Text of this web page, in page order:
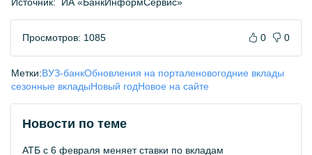
Просмотров: 1085 0 0
Метки:ВУЗ-банкОбновления на порталеновогодние вклады
сезонные вкладыНовый годНовое на сайте
Новости по теме
АТБ с 6 февраля меняет ставки по вкладам